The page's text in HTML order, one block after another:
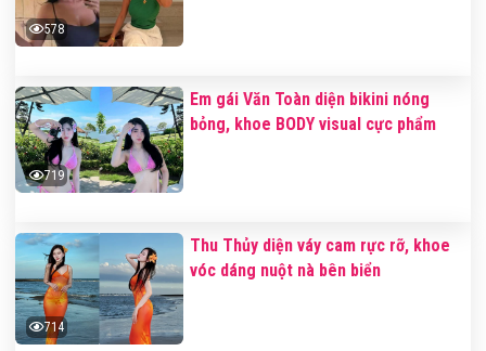
578
719
Em gái Văn Toàn diện bikini nóng
bỏng, khoe BODY visual cực phẩm
714
Thu Thủy diện váy cam rực rỡ, khoe
vóc dáng nuột nà bên biển